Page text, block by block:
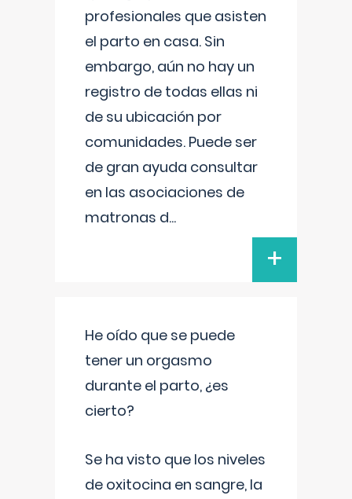
profesionales que asisten
el parto en casa. Sin
embargo, aún no hay un
registro de todas ellas ni
de su ubicación por
comunidades. Puede ser
de gran ayuda consultar
en las asociaciones de
matronas d...
+
He oído que se puede
tener un orgasmo
durante el parto, ¿es
cierto?
Se ha visto que los niveles
de oxitocina en sangre, la